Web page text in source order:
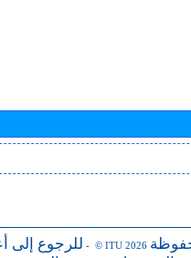
للرجوع إلى - © ITU 2026